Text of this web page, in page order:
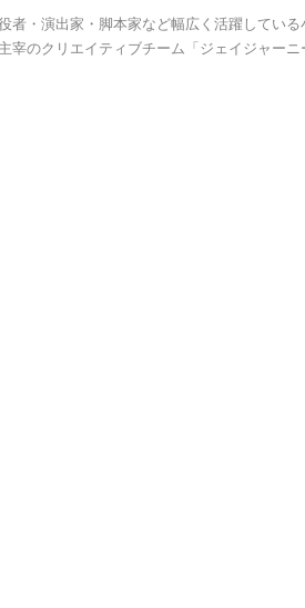
者・演出家・脚本家など幅広く活躍している
宰のクリエイティブチーム「ジェイジャー